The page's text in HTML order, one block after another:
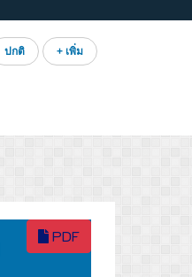
ปกติ + เพิ่ม
PDF